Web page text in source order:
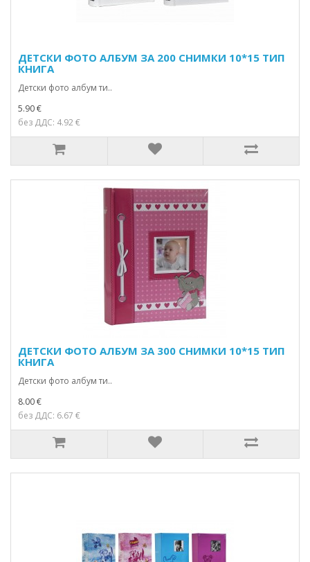
ДЕТСКИ ФОТО АЛБУМ ЗА 200 СНИМКИ 10*15 ТИП
КНИГА
Детски фото албум ти..
5.90 €
без ДДС: 4.92 €
ДЕТСКИ ФОТО АЛБУМ ЗА 300 СНИМКИ 10*15 ТИП
КНИГА
Детски фото албум ти..
8.00 €
без ДДС: 6.67 €